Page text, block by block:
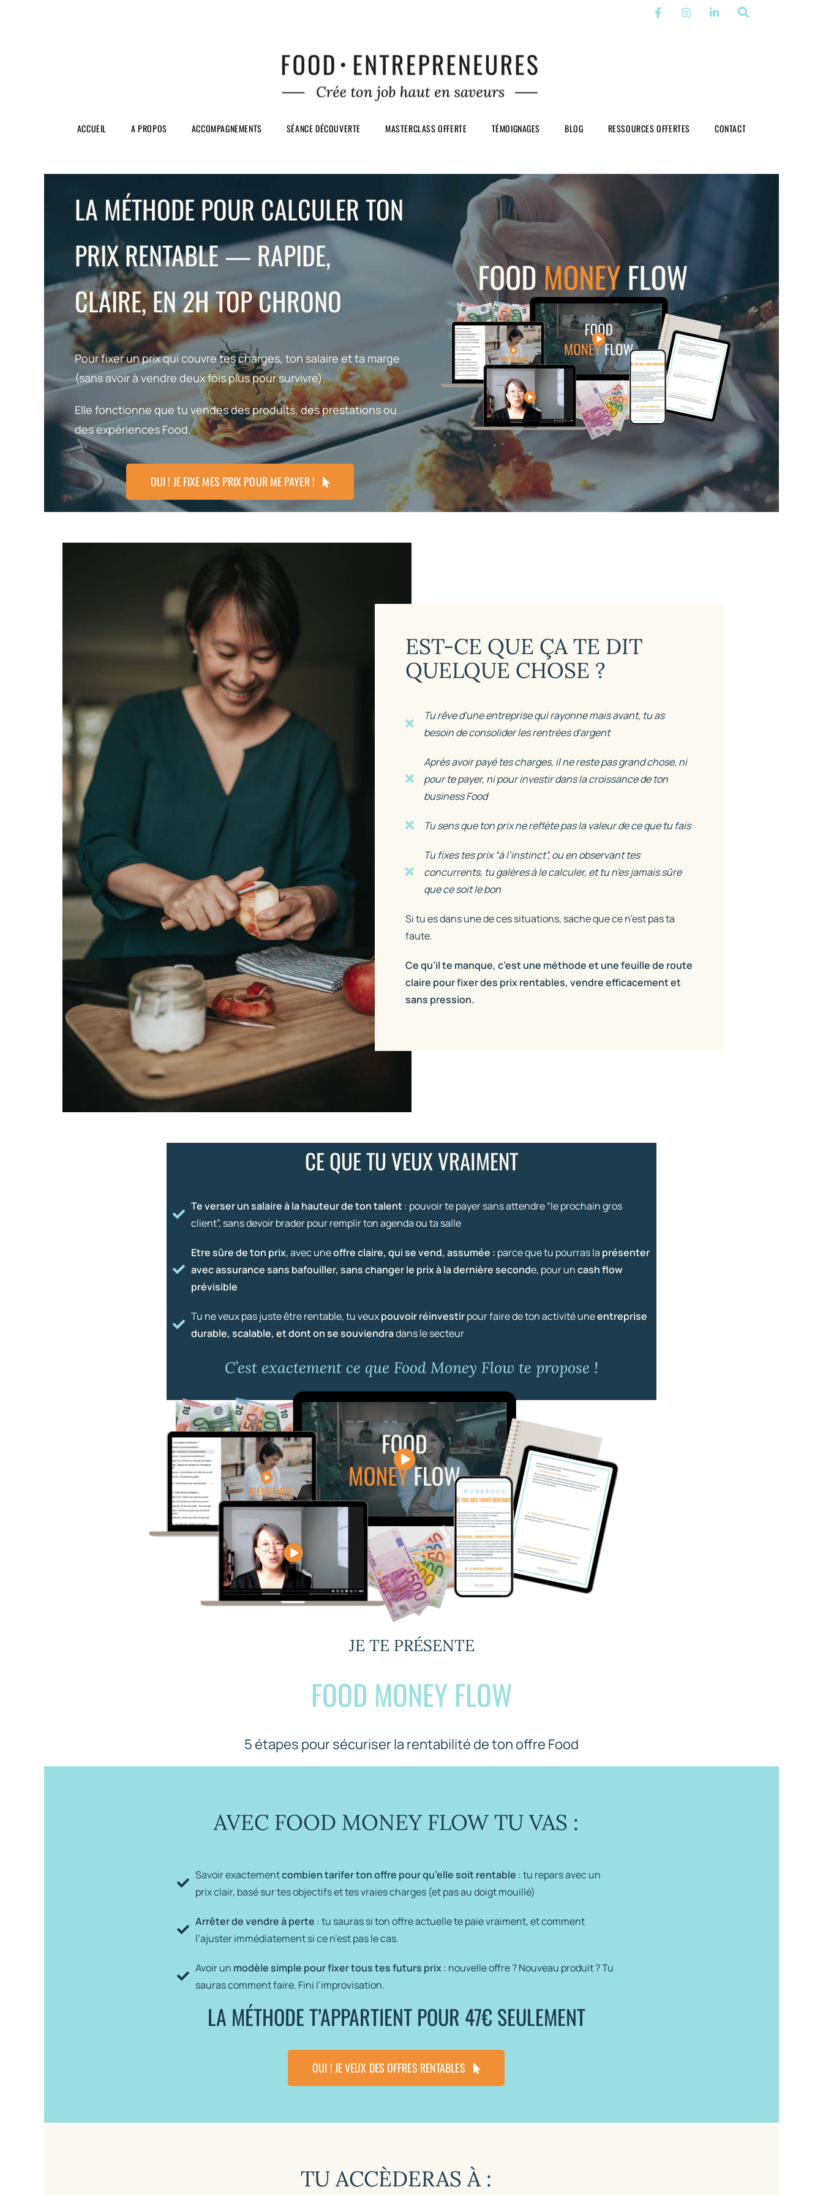
ACCUEIL A PROPOS ACCOMPAGNEMENTS SÉANCE DÉCOUVERTE MASTERCLASS OFFERTE TÉMOIGNAGES BLOG RESSOURCES OFFERTES CONTACT
LA MÉTHODE POUR CALCULER TON
PRIX RENTABLE — RAPIDE,
CLAIRE, EN 2H TOP CHRONO
Pour fixer un prix qui couvre tes charges, ton salaire et ta marge
(sans avoir à vendre deux fois plus pour survivre).
Elle fonctionne que tu vendes des produits, des prestations ou
des expériences Food.
OUI ! JE FIXE MES PRIX POUR ME PAYER !
EST-CE QUE ÇA TE DIT
QUELQUE CHOSE ?
Tu rêve d'une entreprise qui rayonne mais avant, tu as
besoin de consolider les rentrées d'argent
Après avoir payé tes charges, il ne reste pas grand chose, ni
pour te payer, ni pour investir dans la croissance de ton
business Food
Tu sens que ton prix ne reflète pas la valeur de ce que tu fais
Tu fixes tes prix “à l’instinct”, ou en observant tes
concurrents, tu galères à le calculer, et tu n'es jamais sûre
que ce soit le bon
Si tu es dans une de ces situations, sache que ce n’est pas ta
faute.
Ce qu’il te manque, c’est une méthode et une feuille de route
claire pour fixer des prix rentables, vendre efficacement et
sans pression.
CE QUE TU VEUX VRAIMENT
Te verser un salaire à la hauteur de ton talent : pouvoir te payer sans attendre “le prochain gros
client”, sans devoir brader pour remplir ton agenda ou ta salle
Etre sûre de ton prix, avec uneoffre claire, qui se vend, assumée : parce que tu pourras la présenter
avec assurance sans bafouiller, sans changer le prix à la dernière seconde, pour uncash flow
prévisible
Tu ne veux pas juste être rentable, tu veuxpouvoir réinvestirpour faire de ton activité uneentreprise
durable, scalable, et dont on se souviendradans le secteur
C’est exactement ce que Food Money Flow te propose !
JE TE PRÉSENTE
FOOD MONEY FLOW
5 étapes pour sécuriser la rentabilité de ton offre Food
AVEC FOOD MONEY FLOW TU VAS :
Savoir exactementcombien tarifer ton offre pour qu’elle soit rentable : tu repars avec un
prix clair, basé sur tes objectifs et tes vraies charges (et pas au doigt mouillé)
Arrêter de vendre à perte : tu sauras si ton offre actuelle te paie vraiment, et comment
l’ajuster immédiatement si ce n’est pas le cas.
Avoir un modèle simple pour fixer tous tes futurs prix: nouvelle offre ? Nouveau produit ? Tu
sauras comment faire. Fini l’improvisation.
LA MÉTHODE T’APPARTIENT POUR 47€ SEULEMENT
OUI ! JE VEUX DES OFFRES RENTABLES
TU ACCÈDERAS À :